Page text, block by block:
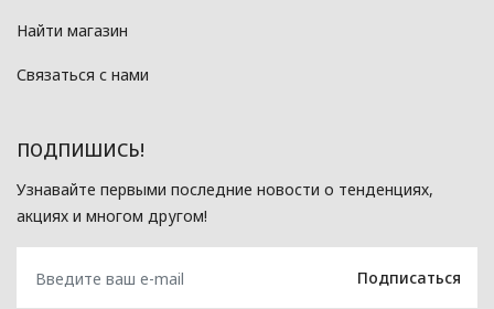
Найти магазин
Связаться с нами
ПОДПИШИСЬ!
Узнавайте первыми последние новости о тенденциях,
акциях и многом другом!